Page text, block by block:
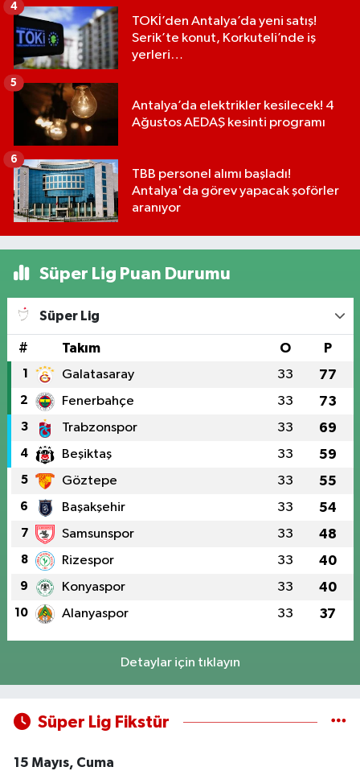
TOKİ’den Antalya’da yeni satış!
Serik’te konut, Korkuteli’nde iş
yerleri…
4
Antalya’da elektrikler kesilecek! 4
Ağustos AEDAŞ kesinti programı
5
TBB personel alımı başladı!
Antalya'da görev yapacak şoförler
aranıyor
6
Süper Lig Puan Durumu
Süper Lig
# Takım O P
1 Galatasaray 33 77
2 Fenerbahçe 33 73
3 Trabzonspor 33 69
4 Beşiktaş 33 59
5 Göztepe 33 55
6 Başakşehir 33 54
7 Samsunspor 33 48
8 Rizespor 33 40
9 Konyaspor 33 40
10 Alanyaspor 33 37
Detaylar için tıklayın
Süper Lig Fikstür
15 Mayıs, Cuma